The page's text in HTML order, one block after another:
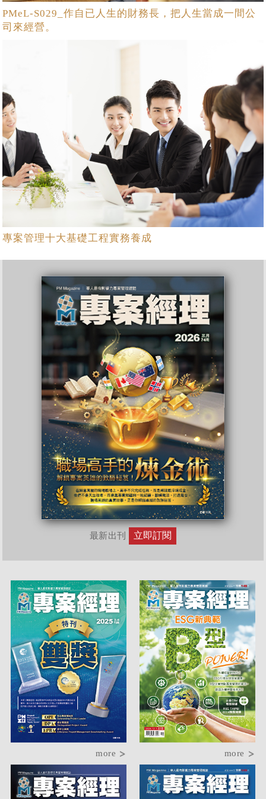
PMeL-S029_作自已人生的財務長，把人生當成一間公
司來經營。
專案管理十大基礎工程實務養成
最新出刊 立即訂閱
more more